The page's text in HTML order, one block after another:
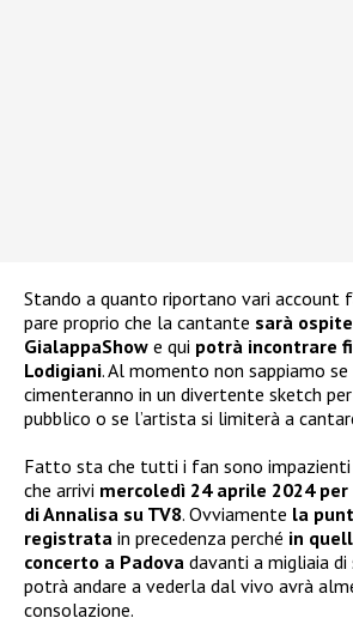
Stando a quanto riportano vari account
pare proprio che la cantante sarà
GialappaShow e qui potrà incontrare
Lodigiani. Al momento non sappiamo se
cimenteranno in un divertente sketch
pubblico o se l’artista si limiterà a
Fatto sta che tutti i fan sono impazienti
che arrivi mercoledì 24 aprile 2024
di Annalisa su TV8. Ovviamente la
registrata in precedenza perché in
concerto a Padova davanti a migliaia
potrà andare a vederla dal vivo avrà
consolazione.